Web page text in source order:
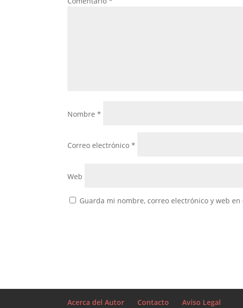
Nombre*
Correo electrónico*
Web
Guarda mi nombre, correo electrónico y web
Acerca del Autor Contacto Aviso Legal